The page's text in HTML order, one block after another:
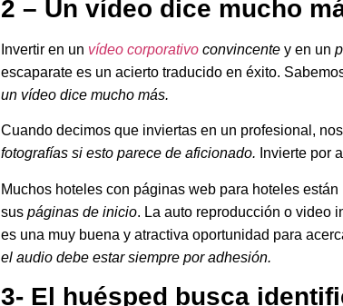
2 – Un vídeo dice mucho
Invertir en un vídeo corporativo convincente y en un
escaparate es un acierto traducido en éxito.
un vídeo dice mucho más.
Cuando decimos que inviertas en un profesional,
fotografías si esto parece de aficionado. Invierte por
Muchos hoteles con páginas web para hoteles
sus páginas de inicio. La auto reproducción o video
es una muy buena y atractiva oportunidad para
el audio debe estar siempre por adhesión.
3- El huésped busca